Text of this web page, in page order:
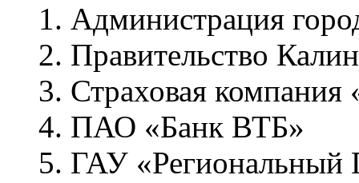
1. Администрация
2. Правительство
3. Страховая
4. ПАО «Банк ВТБ»
5. ГАУ «Региональный